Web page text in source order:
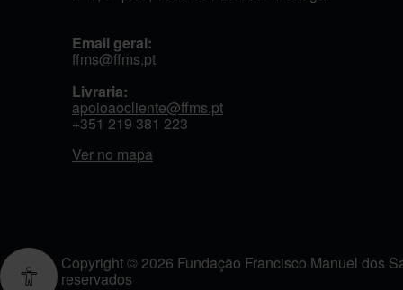
Email geral:
ffms@ffms.pt
Livraria:
apoioaocliente@ffms.pt
+351 219 381 223
Ver no mapa
Copyright © 2026 Fundação Francisco Manuel dos
reservados